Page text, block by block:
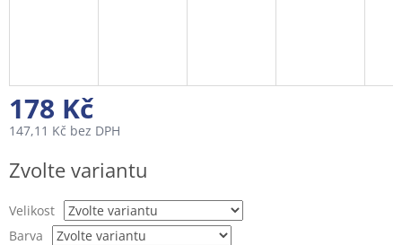
178 Kč
147,11 Kč bez DPH
cena:
Zvolte variantu
Velikost
Barva